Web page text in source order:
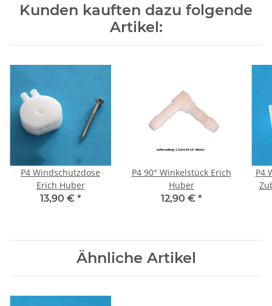
Kunden kauften dazu folgende
Artikel:
P4 Windschutzdose
Erich Huber
13,90 € *
P4 90° Winkelstück Erich
Huber
12,90 € *
P4
Ähnliche Artikel